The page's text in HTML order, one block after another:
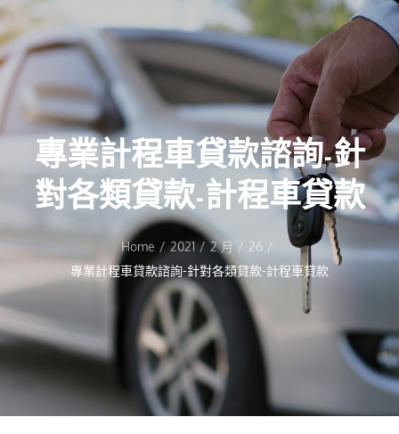
專業計程車貸款諮詢-針
對各類貸款-計程車貸款
Home 2021 2 月
26
專業計程車貸款諮詢-針對各類貸款-計程車貸款